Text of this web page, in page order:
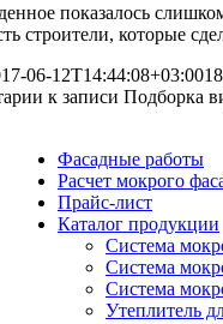
показалось
строители, которые
06-12T14:44:08+03:00
к записи Подборка
Фасадные работы
Расчет мокрого
Прайс-лист
Каталог продукции
Система
Система
Система
Утеплитель